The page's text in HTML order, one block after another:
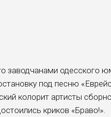
заводчанами одесского
под песню
колорит артисты
криков «Браво!».